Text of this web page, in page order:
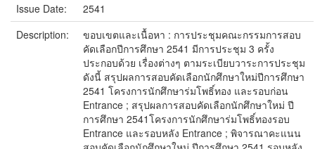
Issue Date:
2541
Description:
ขอบเขตและเนื้อหา : การประชุมคณะกรรมการสอบ
คัดเลือกปีการศึกษา 2541 มีการประชุม 3 ครั้ง
ประกอบด้วย เรื่องต่างๆ ตามระเบียบวาระการประชุม
ดังนี้ สรุปผลการสอบคัดเลือกนักศึกษาใหม่ปีการศึกษา
2541 โครงการนักศึกษาร่มโพธิ์ทอง และรอบก่อน
Entrance ; สรุปผลการสอบคัดเลือกนักศึกษาใหม่ ปี
การศึกษา 2541โครงการนักศึกษาร่มโพธิ์ทองรอบ
Entrance และรอบหลัง Entrance ; พิจารณาคะแนน